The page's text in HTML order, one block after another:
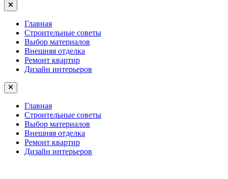
Close
Главная
Строительные советы
Выбор материалов
Внешняя отделка
Ремонт квартир
Дизайн интерьеров
Главная
Строительные советы
Выбор материалов
Внешняя отделка
Ремонт квартир
Дизайн интерьеров